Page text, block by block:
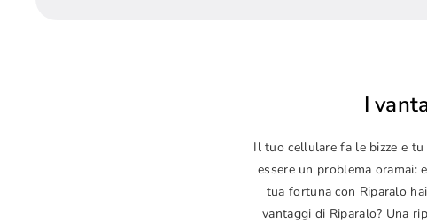
I
Il tuo cellulare fa le bizze e
essere un problema oramai:
tua fortuna con Riparalo
vantaggi di Riparalo? Una